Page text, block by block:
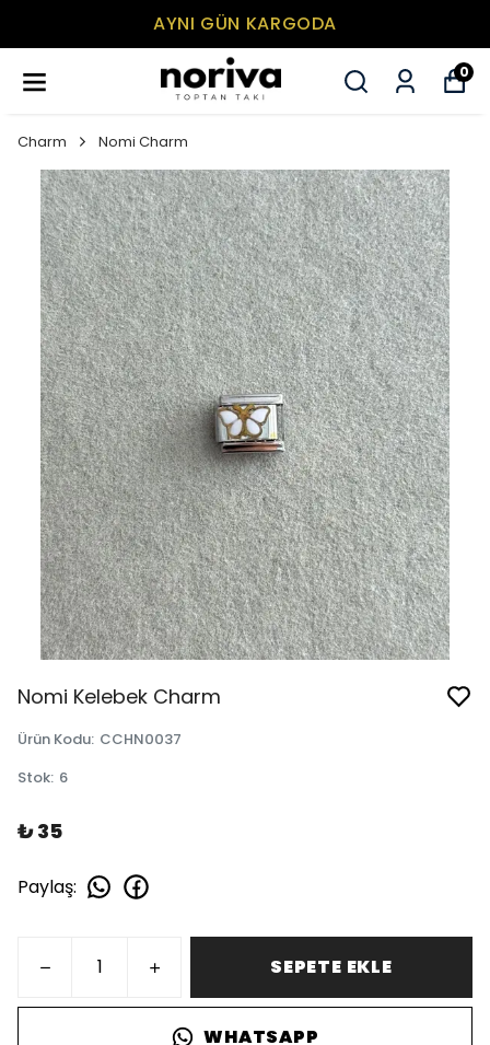
AYNI GÜN KARGODA
0
Charm Nomi Charm
Nomi Kelebek Charm
Ürün Kodu: CCHN0037
Stok: 6
₺ 35
Paylaş:
SEPETE EKLE
WHATSAPP